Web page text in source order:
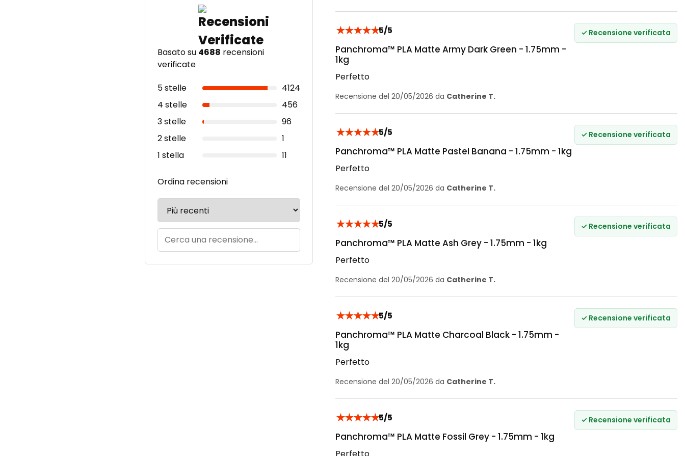
Basato su 4688 recensioni
verificate
5 stelle
4124
4 stelle
456
3 stelle
96
2 stelle
1
1 stella
11
Ordina recensioni
★★★★★5/5
Panchroma™ PLA Matte Army Dark Green - 1.75mm -
1kg
✓ Recensione verificata
Perfetto
Recensione del 20/05/2026 da Catherine T.
★★★★★5/5
Panchroma™ PLA Matte Pastel Banana - 1.75mm - 1kg
✓ Recensione verificata
Perfetto
Recensione del 20/05/2026 da Catherine T.
★★★★★5/5
Panchroma™ PLA Matte Ash Grey - 1.75mm - 1kg
✓ Recensione verificata
Perfetto
Recensione del 20/05/2026 da Catherine T.
★★★★★5/5
Panchroma™ PLA Matte Charcoal Black - 1.75mm -
1kg
✓ Recensione verificata
Perfetto
Recensione del 20/05/2026 da Catherine T.
★★★★★5/5
Panchroma™ PLA Matte Fossil Grey - 1.75mm - 1kg
✓ Recensione verificata